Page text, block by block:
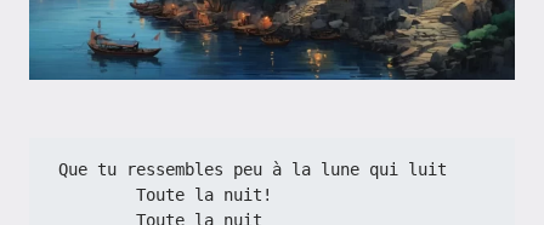
Que tu ressembles peu à la lune qui luit
        Toute la nuit!
        Toute la nuit